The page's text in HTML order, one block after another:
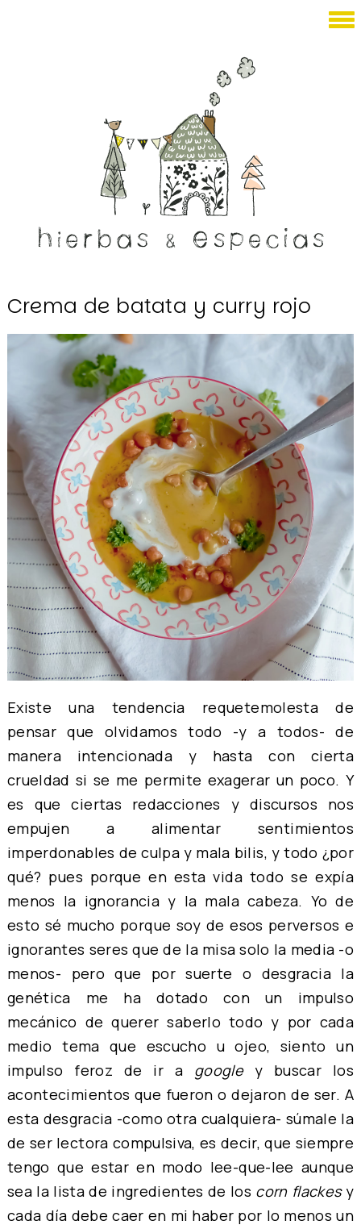
Crema de batata y curry rojo
Existe una tendencia requetemolesta de
pensar que olvidamos todo -y a todos- de
manera intencionada y hasta con cierta
crueldad si se me permite exagerar un poco. Y
es que ciertas redacciones y discursos nos
empujen a alimentar sentimientos
imperdonables de culpa y mala bilis, y todo ¿por
qué? pues porque en esta vida todo se expía
menos la ignorancia y la mala cabeza. Yo de
esto sé mucho porque soy de esos perversos e
ignorantes seres que de la misa solo la media -o
menos- pero que por suerte o desgracia la
genética me ha dotado con un impulso
mecánico de querer saberlo todo y por cada
medio tema que escucho u ojeo, siento un
impulso feroz de ir a google y buscar los
acontecimientos que fueron o dejaron de ser. A
esta desgracia -como otra cualquiera- súmale la
de ser lectora compulsiva, es decir, que siempre
tengo que estar en modo lee-que-lee aunque
sea la lista de ingredientes de los corn flackesy
cada día debe caer en mi haber por lo menos un